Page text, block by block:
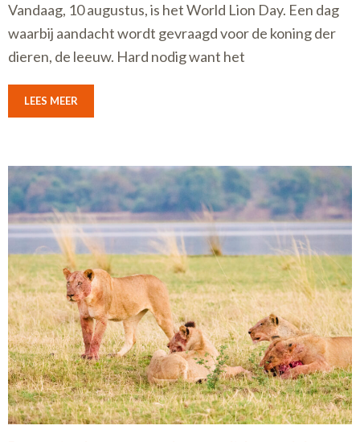
Vandaag, 10 augustus, is het World Lion Day. Een dag
waarbij aandacht wordt gevraagd voor de koning der
dieren, de leeuw. Hard nodig want het
LEES MEER